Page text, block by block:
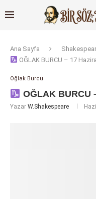
Ana Sayfa
OĞLAK BURCU – 17
Oğlak Burcu
OĞLAK BURCU
Yazar W.Shakespeare